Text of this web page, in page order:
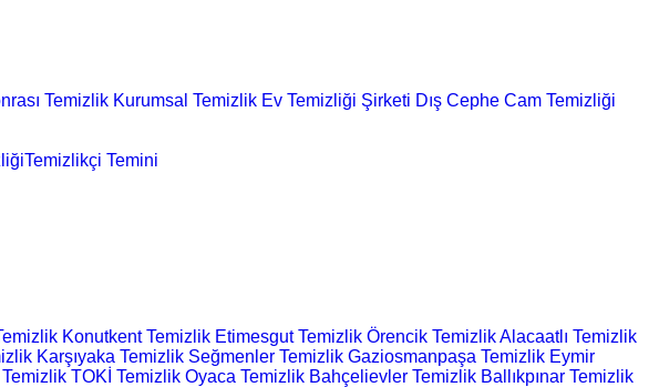
Temizlik Kurumsal Temizlik Ev Temizliği Şirketi Dış Cephe Cam Temizliği
Temizlikçi Temini
Konutkent Temizlik Etimesgut Temizlik Örencik TemizlikAlacaatlı Temizlik
Karşıyaka Temizlik Seğmenler Temizlik Gaziosmanpaşa Temizlik Eymir
TOKİ Temizlik Oyaca Temizlik Bahçelievler Temizlik Ballıkpınar Temizlik